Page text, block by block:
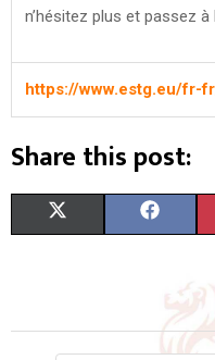
n’hésitez plus et passez à
https://www.estg.eu/fr-
Share this post:
R
W R
E